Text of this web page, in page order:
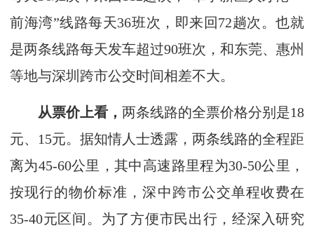
前海湾”线路每天36班次，即来回72趟次。也就
是两条线路每天发车超过90班次，和东莞、惠州
等地与深圳跨市公交时间相差不大。
从票价上看， 两条线路的全票价格分别是18
元、15元。据知情人士透露，两条线路的全程距
离为45-60公里，其中高速路里程为30-50公里，
按现行的物价标准，深中跨市公交单程收费在
35-40元区间。为了方便市民出行，经深入研究